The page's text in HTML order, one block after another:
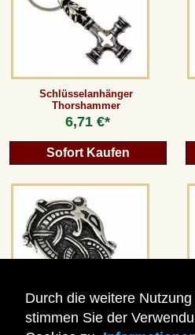
Durch die weitere
stimmen Sie der
Schlüsselanhänger
Thorshammer
6,71 €*
Sofort Kaufen